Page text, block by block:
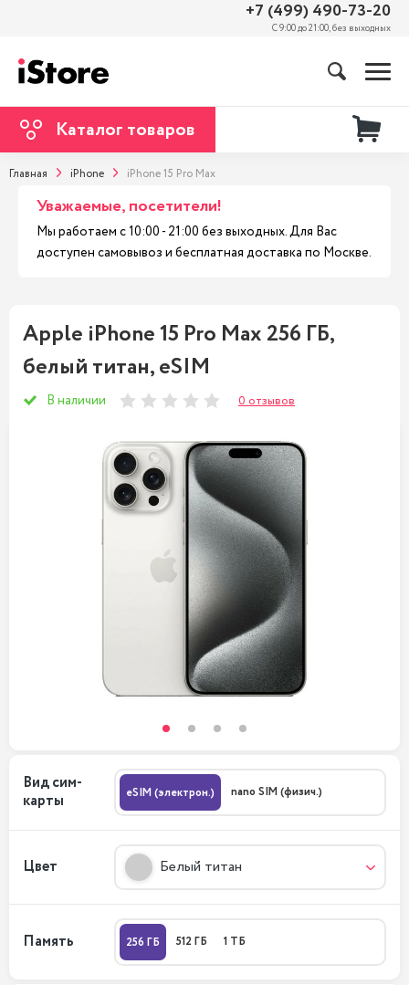
+7 (499) 490-73-20
С 9:00 до 21:00, без выходных
Каталог товаров
Главная iPhone iPhone 15 Pro Max
Уважаемые, посетители!
Мы работаем с 10:00 - 21:00 без выходных. Для Вас
доступен самовывоз и бесплатная доставка по Москве.
Apple iPhone 15 Pro Max 256 ГБ,
белый титан, eSIM
В наличии 0 отзывов
Вид сим-
карты
eSIM (электрон.) nano SIM (физич.)
Цвет Белый титан
Память 256 ГБ 512 ГБ 1 ТБ